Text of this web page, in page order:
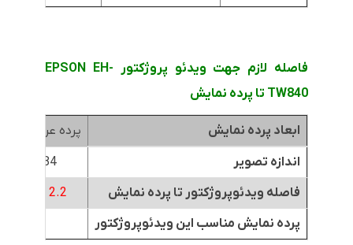
فاصله لازم جهت ویدئو پروژکتور EPSON EH-
TW840 تا پرده نمایش
ابعاد پرده نمایش
پرده عرض 1.8متر
اندازه تصویر
84 اینچ
فاصله ویدئوپروژکتور تا پرده نمایش
2.2 تا 3 متر
پرده نمایش مناسب این ویدئوپروژکتور